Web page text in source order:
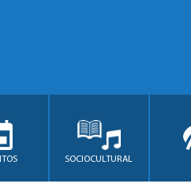
SOCIOCULTURAL